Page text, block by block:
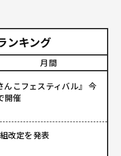
ンキング
月間
こフェスティバル』 今
開催
改定を発表